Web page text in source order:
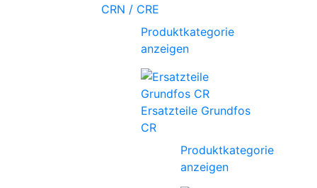
CRN / CRE
Produktkategorie
anzeigen
Ersatzteile Grundfos
CR
Produktkategorie
anzeigen